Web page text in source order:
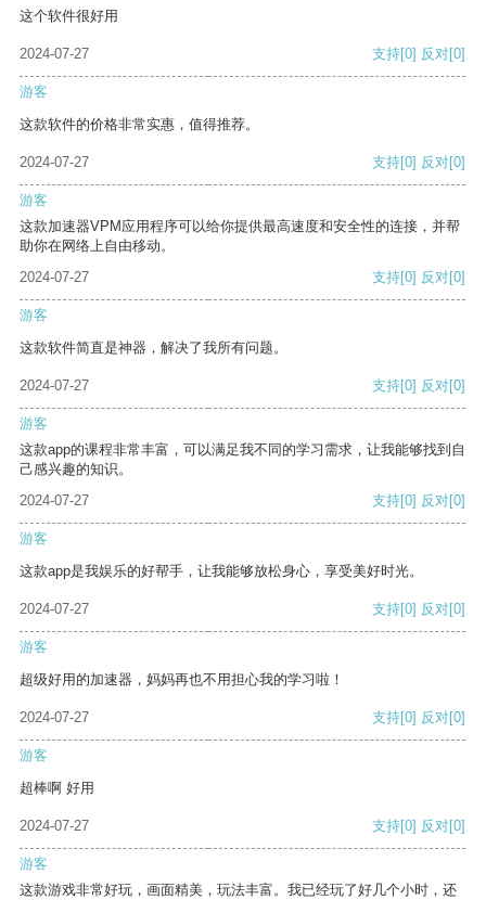
这个软件很好用
2024-07-27 支持[0] 反对[0]
游客
这款软件的价格非常实惠，值得推荐。
2024-07-27 支持[0] 反对[0]
游客
这款加速器VPM应用程序可以给你提供最高速度和安全性的连接，并帮
助你在网络上自由移动。
2024-07-27
支持[0] 反对[0]
游客
这款软件简直是神器，解决了我所有问题。
2024-07-27 支持[0] 反对[0]
游客
这款app的课程非常丰富，可以满足我不同的学习需求，让我能够找到自
己感兴趣的知识。
2024-07-27
支持[0] 反对[0]
游客
这款app是我娱乐的好帮手，让我能够放松身心，享受美好时光。
2024-07-27 支持[0] 反对[0]
游客
超级好用的加速器，妈妈再也不用担心我的学习啦！
2024-07-27 支持[0] 反对[0]
游客
超棒啊 好用
2024-07-27 支持[0] 反对[0]
游客
这款游戏非常好玩，画面精美，玩法丰富。我已经玩了好几个小时，还